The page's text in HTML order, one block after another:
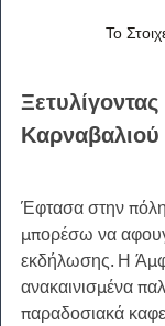
Το
Ξετυλίγοντας
Καρναβαλιού
Έφτασα στην
μπορέσω να
εκδήλωσης. Η
ανακαινισμένα
παραδοσιακά